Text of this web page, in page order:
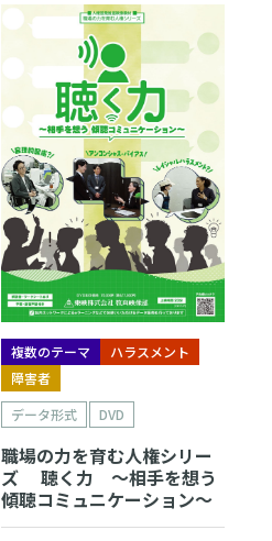
複数のテーマ
ハラスメント
障害者
データ形式
DVD
職場の力を育む人権シリー
ズ 聴く力 ～相手を想う
傾聴コミュニケーション～